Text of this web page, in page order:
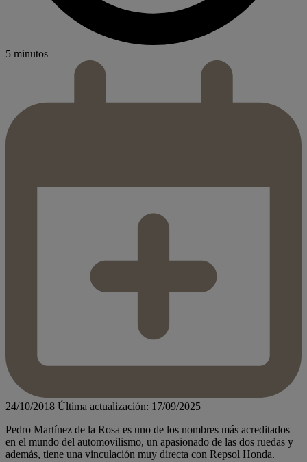
5 minutos
24/10/2018 Última actualización: 17/09/2025
Pedro Martínez de la Rosa es uno de los nombres más acreditados
en el mundo del automovilismo, un apasionado de las dos ruedas y
además, tiene una vinculación muy directa con Repsol Honda.